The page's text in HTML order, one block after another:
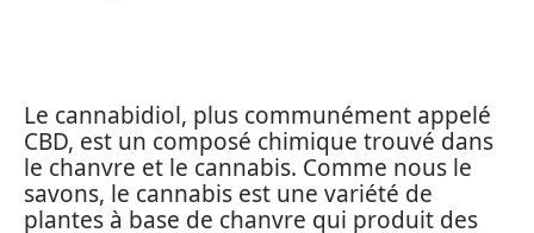
Le cannabidiol, plus communément appelé
CBD, est un composé chimique trouvé dans
le chanvre et le cannabis. Comme nous le
savons, le cannabis est une variété de
plantes à base de chanvre qui produit des